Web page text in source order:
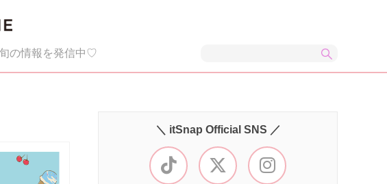
の情報を発信中♡
＼ itSnap Official SNS ／